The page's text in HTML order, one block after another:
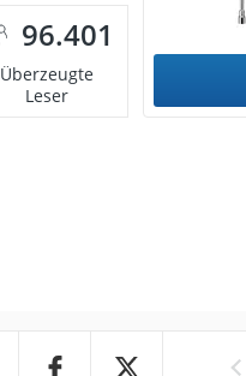
96.401
Überzeugte
Leser